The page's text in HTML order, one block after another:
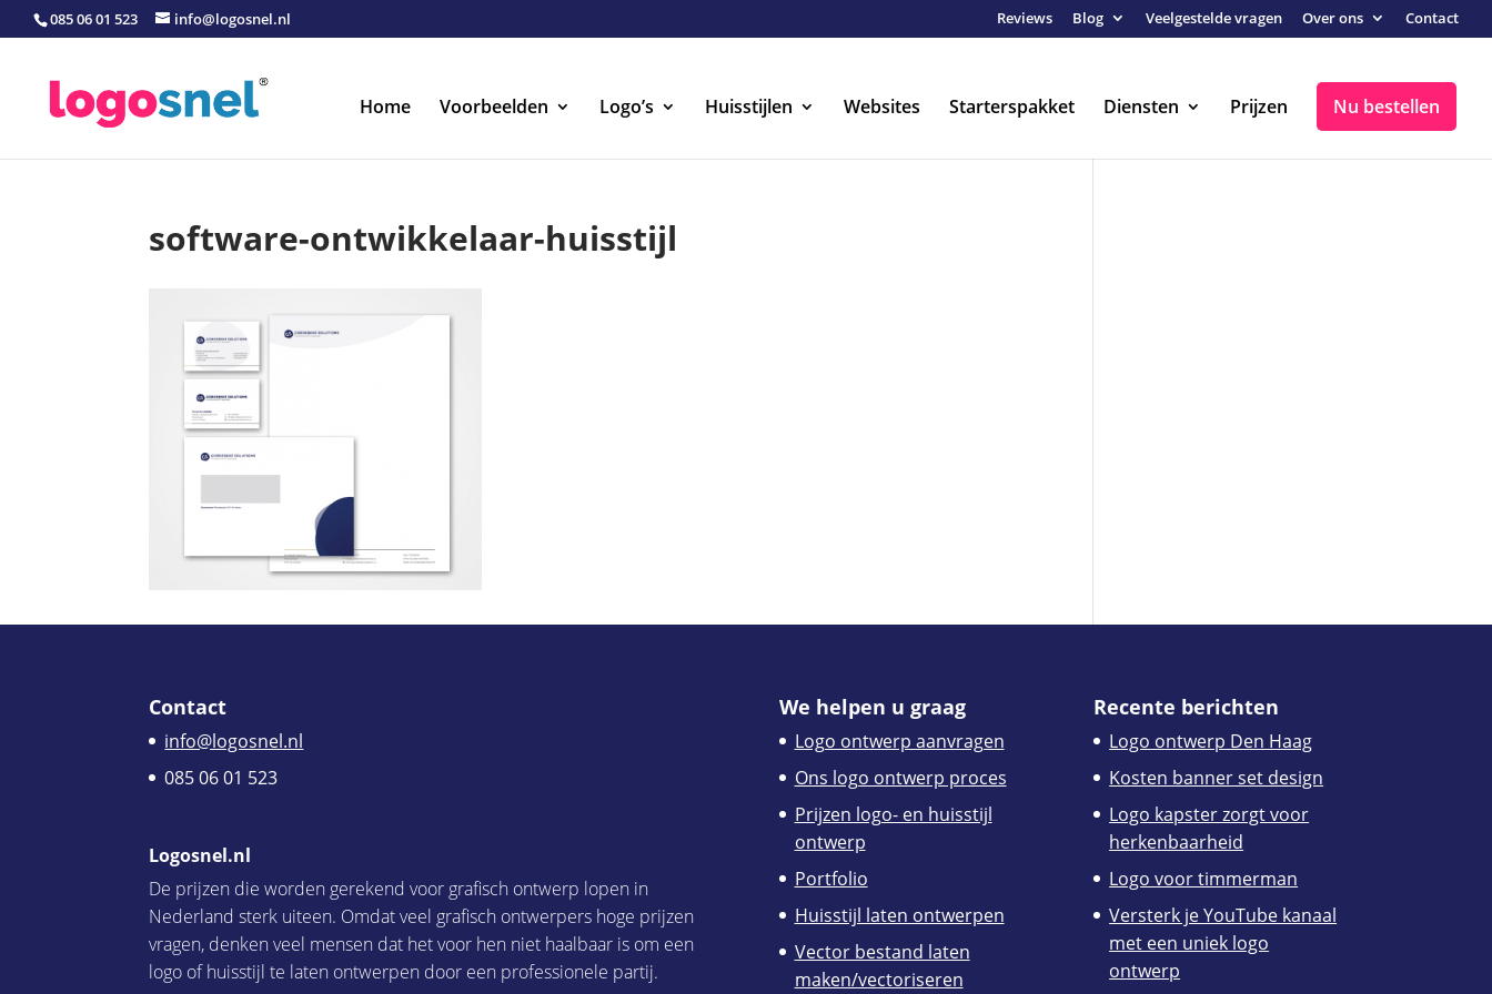
085 06 01 523 info@logosnel.nl Reviews Blog Veelgestelde vragen Over ons Contact
Home Voorbeelden Logo’s Huisstijlen Websites Starterspakket Diensten Prijzen Nu bestellen
software-ontwikkelaar-huisstijl
Contact
info@logosnel.nl
085 06 01 523
Logosnel.nl
De prijzen die worden gerekend voor grafisch ontwerp lopen in
Nederland sterk uiteen. Omdat veel grafisch ontwerpers hoge prijzen
vragen, denken veel mensen dat het voor hen niet haalbaar is om een
logo of huisstijl te laten ontwerpen door een professionele partij.
We helpen u graag
Logo ontwerp aanvragen
Ons logo ontwerp proces
Prijzen logo- en huisstijl
ontwerp
Portfolio
Huisstijl laten ontwerpen
Vector bestand laten
maken/vectoriseren
Recente berichten
Logo ontwerp Den Haag
Kosten banner set design
Logo kapster zorgt voor
herkenbaarheid
Logo voor timmerman
Versterk je YouTube kanaal
met een uniek logo
ontwerp